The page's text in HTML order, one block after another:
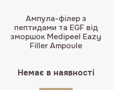
Ампула-філер з
пептидами та EGF від
зморшок Medipeel Eazy
Filler Ampoule
Немає в наявності